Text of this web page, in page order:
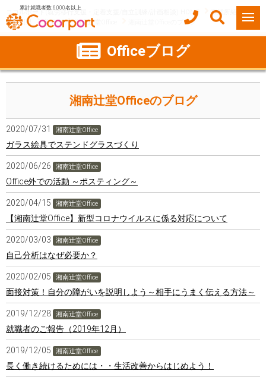
累計就職者数 6,000名以上
ココルポート(就労移行支援・定着支援/自立訓練/計画相談) HOME
事業所紹介
神奈川県
藤沢市 湘南辻堂Office 湘南辻堂Officeのブログ
Officeブログ
湘南辻堂Officeのブログ
2020/07/31 湘南辻堂Office
ガラス絵具でステンドグラスづくり
2020/06/26 湘南辻堂Office
Office外での活動 ～ポスティング～
2020/04/15 湘南辻堂Office
【湘南辻堂Office】新型コロナウイルスに係る対応について
2020/03/03 湘南辻堂Office
自己分析はなぜ必要か？
2020/02/05 湘南辻堂Office
面接対策！自分の障がいを説明しよう～相手にうまく伝える方法～
2019/12/28 湘南辻堂Office
就職者のご報告（2019年12月）
2019/12/05 湘南辻堂Office
長く働き続けるためには・・生活改善からはじめよう！